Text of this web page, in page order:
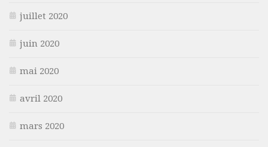
juillet 2020
juin 2020
mai 2020
avril 2020
mars 2020